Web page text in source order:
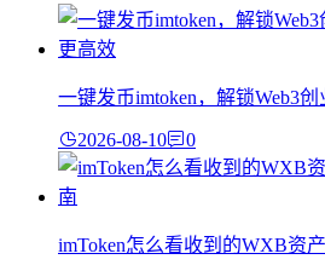
一键发币imtoken，解锁Web3
2026-08-10 0
imToken怎么看收到的WXB资